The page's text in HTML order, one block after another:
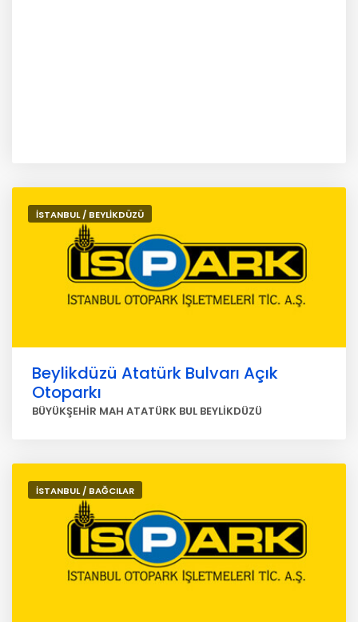
İSTANBUL / BEYLİKDÜZÜ
Beylikdüzü Atatürk Bulvarı Açık
Otoparkı
BÜYÜKŞEHİR MAH ATATÜRK BUL BEYLİKDÜZÜ
İSTANBUL / BAĞCILAR